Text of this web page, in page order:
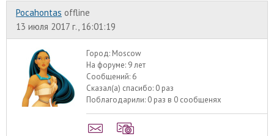
Pocahontas offline
13 июля 2017 г., 16:01:19
Город: Moscow
На форуме: 9 лет
Сообщений: 6
Сказал(а) спасибо: 0 раз
Поблагодарили: 0 раз в 0 сообщенях